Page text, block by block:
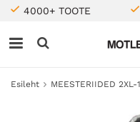
4000+ TOOTE
Esileht MEESTERIIDED 2XL-